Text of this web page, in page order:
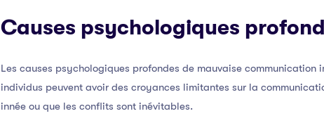
Causes psychologiques
Les causes psychologiques profondes de mauvaise
individus peuvent avoir des croyances limitantes sur la
innée ou que les conflits sont inévitables.